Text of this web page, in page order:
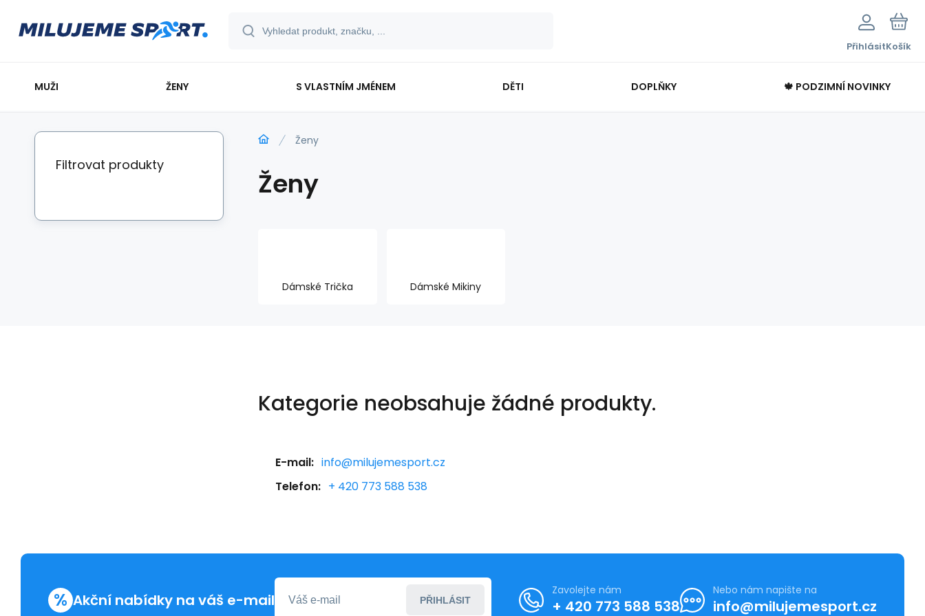
PřihlásitKošík
MUŽI ŽENY S VLASTNÍM JMÉNEM DĚTI DOPLŇKY 🍁 PODZIMNÍ NOVINKY
Ženy
Ženy
Dámské Trička Dámské Mikiny
Kategorie neobsahuje žádné produkty.
E-mail: info@milujemesport.cz
Telefon: + 420 773 588 538
Filtrovat produkty
% Akční nabídky na váš e-mail PŘIHLÁSIT
Zavolejte nám
+ 420 773 588 538
Nebo nám napište na
info@milujemesport.cz